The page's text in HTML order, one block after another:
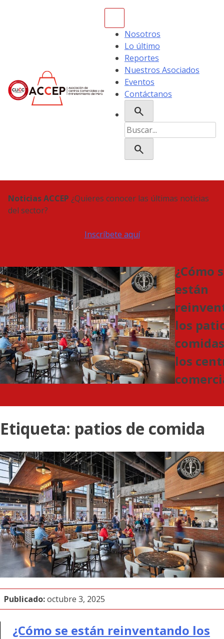
Nosotros
Lo último
Reportes
Nuestros Asociados
Eventos
Contáctanos
search
Buscar:
search
Noticias ACCEP ¿Quieres conocer las últimas noticias
del sector?
Inscríbete aquí
¿Cómo
están
los
los
Etiqueta: patios de comida
Publicado:octubre 3, 2025
¿Cómo se están reinventando los